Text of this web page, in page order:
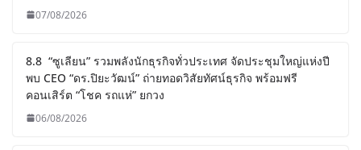
07/08/2026
8.8 “ซูเลียน” รวมพลังนักธุรกิจทั่วประเทศ จัดประชุมใหญ่แห่งปี
พบ CEO “ดร.ปิยะวัฒน์” ถ่ายทอดวิสัยทัศน์ธุรกิจ พร้อมฟรี
คอนเสิร์ต “โชค รถแห่” ยกวง
06/08/2026